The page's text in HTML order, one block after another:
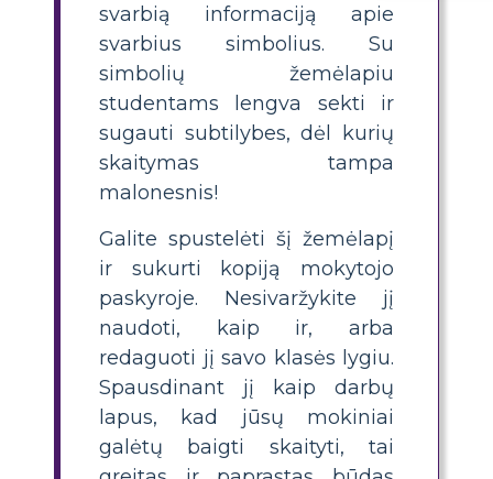
svarbią informaciją apie
svarbius simbolius. Su
simbolių žemėlapiu
studentams lengva sekti ir
sugauti subtilybes, dėl kurių
skaitymas tampa
malonesnis!
Galite spustelėti šį žemėlapį
ir sukurti kopiją mokytojo
paskyroje. Nesivaržykite jį
naudoti, kaip ir, arba
redaguoti jį savo klasės lygiu.
Spausdinant jį kaip darbų
lapus, kad jūsų mokiniai
galėtų baigti skaityti, tai